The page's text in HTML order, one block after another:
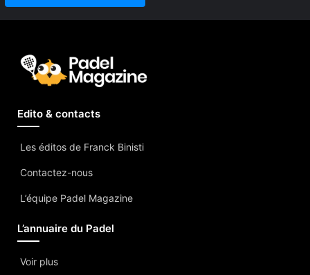
Edito & contacts
Les éditos de Franck Binisti
Contactez-nous
L’équipe Padel Magazine
L’annuaire du Padel
Voir plus